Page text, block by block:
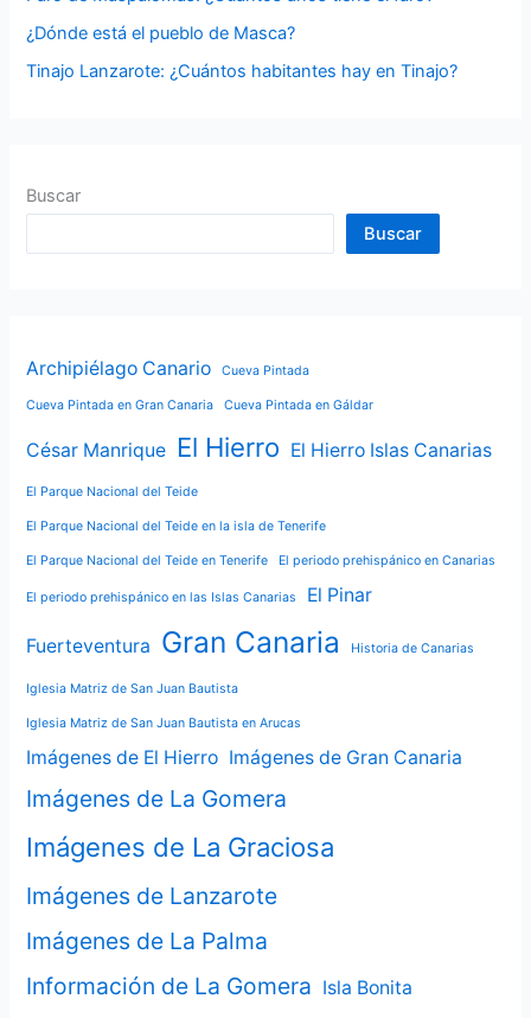
:
¿Dónde está el pueblo de Masca?
Tinajo Lanzarote: ¿Cuántos habitantes hay en Tinajo?
Buscar
Buscar
Archipiélago Canario Cueva Pintada
Cueva Pintada en Gran Canaria Cueva Pintada en Gáldar
César Manrique El Hierro El Hierro Islas Canarias
El Parque Nacional del Teide
El Parque Nacional del Teide en la isla de Tenerife
El Parque Nacional del Teide en Tenerife El periodo prehispánico en Canarias
El periodo prehispánico en las Islas Canarias El Pinar
Fuerteventura Gran Canaria Historia de Canarias
Iglesia Matriz de San Juan Bautista
Iglesia Matriz de San Juan Bautista en Arucas
Imágenes de El Hierro Imágenes de Gran Canaria
Imágenes de La Gomera
Imágenes de La Graciosa
Imágenes de Lanzarote
Imágenes de La Palma
Información de La Gomera Isla Bonita